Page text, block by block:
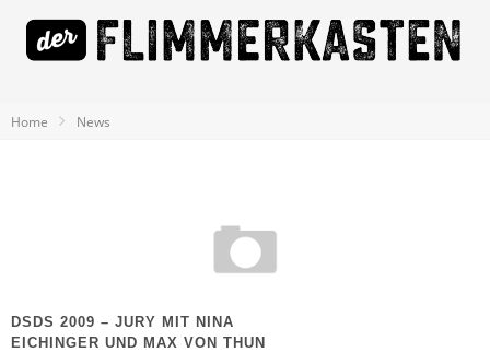
Home News
DSDS 2009 – JURY MIT NINA
EICHINGER UND MAX VON THUN